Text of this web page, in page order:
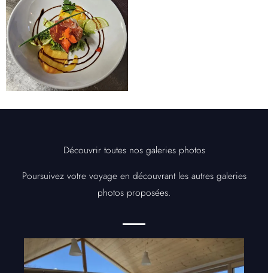
Découvrir toutes nos galeries photos
Poursuivez votre voyage en découvrant les autres galeries
photos proposées.